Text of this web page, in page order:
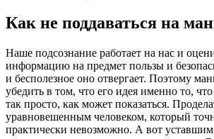
Как не поддаваться на
Наше подсознание работает на нас и
информацию на предмет пользы и
и бесполезное оно отвергает. Поэтому
убедить в том, что его идея именно то,
так просто, как может показаться.
уравновешенным человеком, который
практически невозможно. А вот